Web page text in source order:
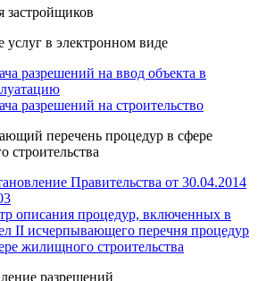
услуг в электронном виде
разрешений на ввод объекта в
разрешений на строительство
перечень процедур в сфере
строительства
Правительства от 30.04.2014
описания процедур, включенных в
II исчерпывающего перечня процедур
жилищного строительства
разрешений